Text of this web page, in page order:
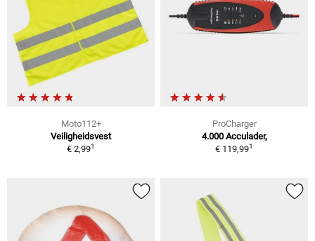
Moto112+
Veiligheidsvest
€ 2,991
ProCharger
4.000 Acculader,
€ 119,991